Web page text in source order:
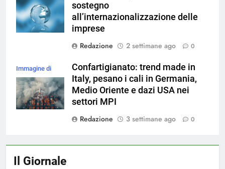
Magnific
sostegno
all’internazionalizzazione delle
imprese
Redazione
2 settimane ago 0
Immagine di
magnific
Confartigianato: trend made in
Italy, pesano i cali in Germania,
Medio Oriente e dazi USA nei
settori MPI
Redazione
3 settimane ago 0
Il Giornale